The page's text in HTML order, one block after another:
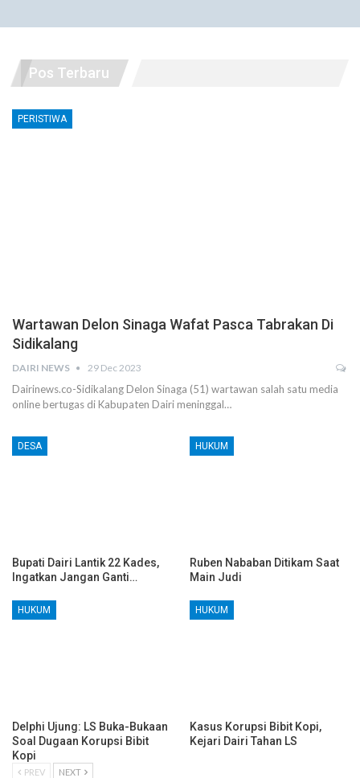
Pos Terbaru
PERISTIWA
Wartawan Delon Sinaga Wafat Pasca Tabrakan Di
Sidikalang
DAIRI NEWS 29 Dec 2023
Dairinews.co-Sidikalang Delon Sinaga (51) wartawan salah satu media
online bertugas di Kabupaten Dairi meninggal…
DESA
Bupati Dairi Lantik 22 Kades,
Ingatkan Jangan Ganti…
HUKUM
Ruben Nababan Ditikam Saat
Main Judi
HUKUM
Delphi Ujung: LS Buka-Bukaan
Soal Dugaan Korupsi Bibit
Kopi
HUKUM
Kasus Korupsi Bibit Kopi,
Kejari Dairi Tahan LS
PREV NEXT